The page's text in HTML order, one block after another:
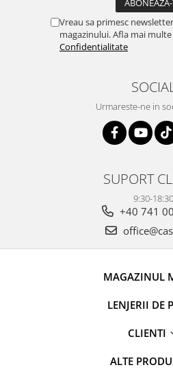
Vreau sa primesc
magazinului. Afla mai multe
Confidentialitate
Urmareste-ne in
SUPORT
9:30-18:30
+40 741
MAGAZINUL
LENJERII DE
CLIENTI
ALTE